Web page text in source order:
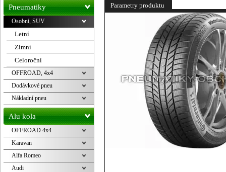
Parametry produktu
pneu
Pneumatiky
Osobní, SUV
Letní
Zimní
Celoroční
OFFROAD, 4x4
Dodávkové pneu
Nákladní pneu
Alu kola
OFFROAD 4x4
Karavan
Alfa Romeo
Audi